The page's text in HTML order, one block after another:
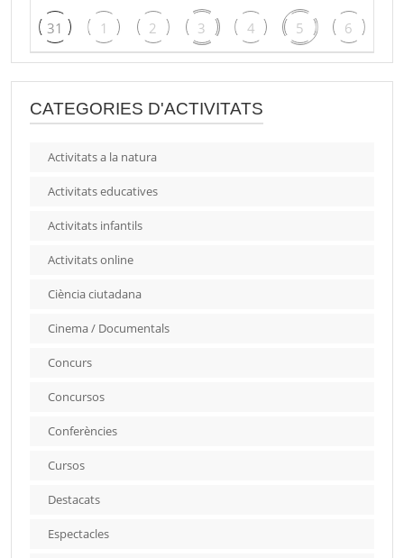
31 1 2 3 4 5 6
CATEGORIES D'ACTIVITATS
Activitats a la natura
Activitats educatives
Activitats infantils
Activitats online
Ciència ciutadana
Cinema / Documentals
Concurs
Concursos
Conferències
Cursos
Destacats
Espectacles